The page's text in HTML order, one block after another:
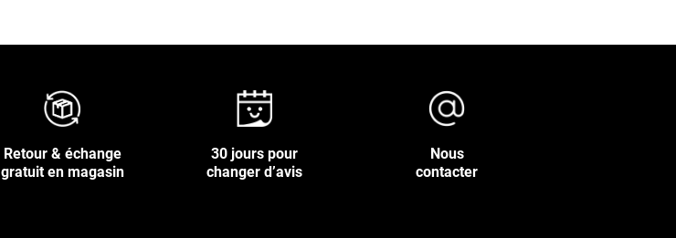
Retour & échange
gratuit en magasin
30 jours pour
changer d’avis
Nous
contacter